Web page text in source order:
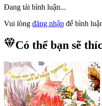
Đang tải bình luận...
Vui lòng đăng nhập để bình
Có thể bạn sẽ